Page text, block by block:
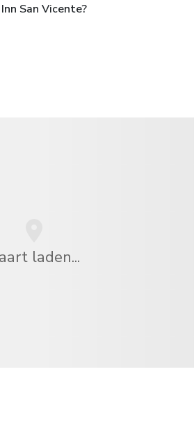
San Vicente?
laden...